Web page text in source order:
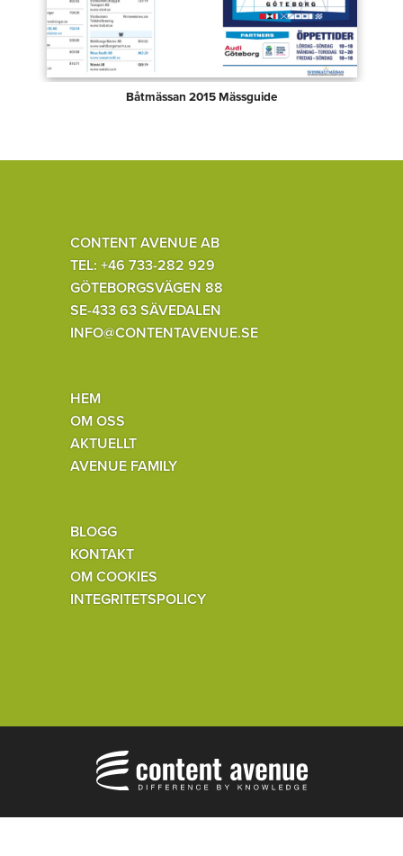
Båtmässan 2015 Mässguide
CONTENT AVENUE AB
TEL: +46 733-282 929
GÖTEBORGSVÄGEN 88
SE-433 63 SÄVEDALEN
INFO@CONTENTAVENUE.SE
HEM
OM OSS
AKTUELLT
AVENUE FAMILY
BLOGG
KONTAKT
OM COOKIES
INTEGRITETSPOLICY